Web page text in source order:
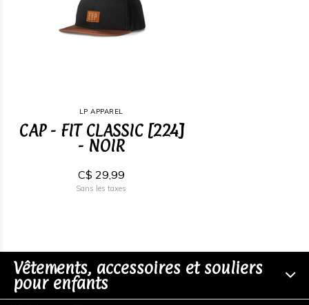
LP APPAREL
CAP - FIT CLASSIC [224]
- NOIR
C$ 29,99
Sans les taxes
Vêtements, accessoires et souliers
pour enfants